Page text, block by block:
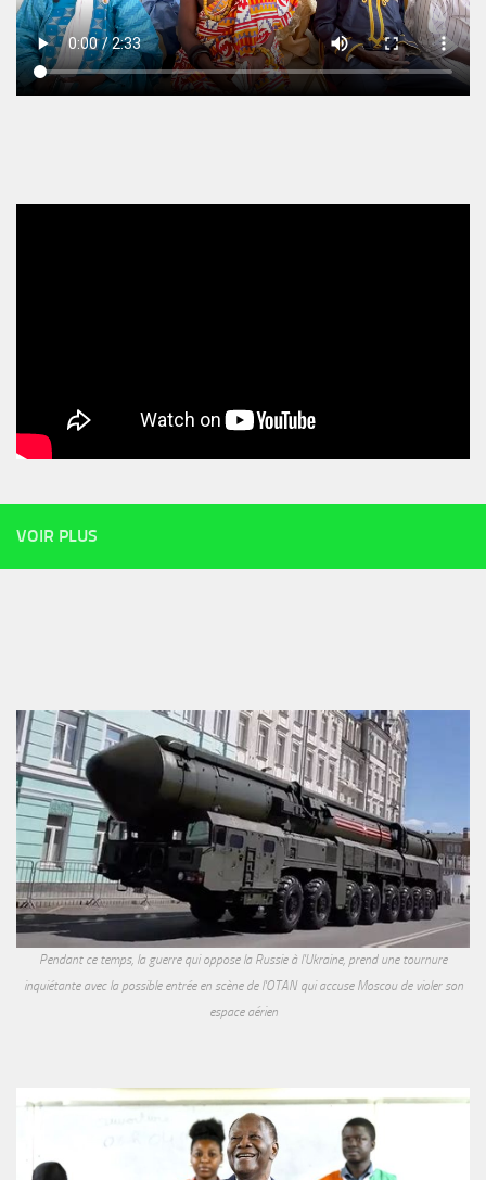
VOIR PLUS
Pendant ce temps, la guerre qui oppose la Russie à l'Ukraine, prend une tournure
inquiétante avec la possible entrée en scène de l'OTAN qui accuse Moscou de violer son
espace aérien